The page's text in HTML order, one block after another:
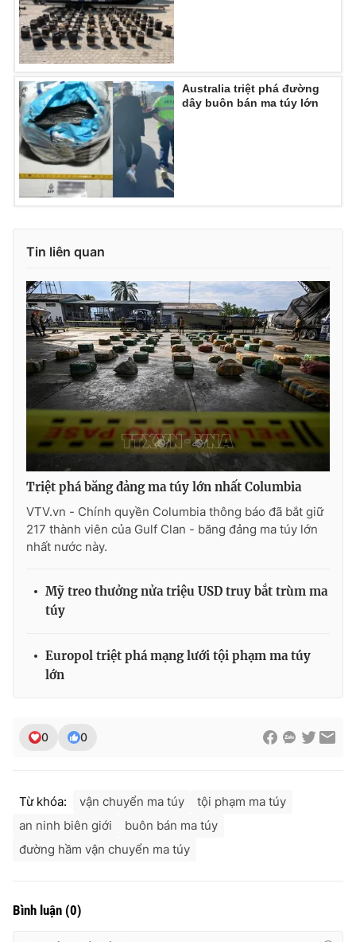
Australia triệt phá đường
dây buôn bán ma túy lớn
Tin liên quan
Triệt phá băng đảng ma túy lớn nhất Columbia
VTV.vn - Chính quyền Columbia thông báo đã bắt giữ
217 thành viên của Gulf Clan - băng đảng ma túy lớn
nhất nước này.
Mỹ treo thưởng nửa triệu USD truy bắt trùm ma
túy
Europol triệt phá mạng lưới tội phạm ma túy
lớn
0 0
Từ khóa: vận chuyển ma túy
tội phạm ma túy
an ninh biên giới
buôn bán ma túy
đường hầm vận chuyển ma túy
Bình luận (0)